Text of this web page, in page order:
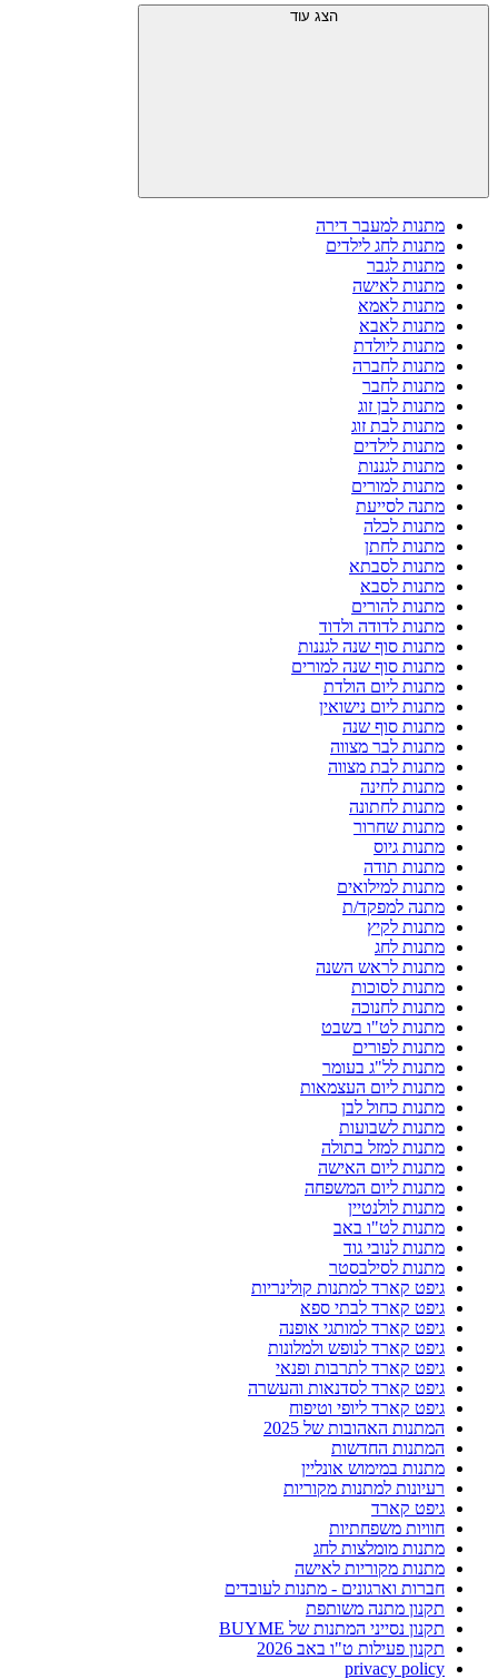
הצג עוד
מתנות למעבר דירה
מתנות לחג לילדים
מתנות לגבר
מתנות לאישה
מתנות לאמא
מתנות לאבא
מתנות ליולדת
מתנות לחברה
מתנות לחבר
מתנות לבן זוג
מתנות לבת זוג
מתנות לילדים
מתנות לגננות
מתנות למורים
מתנה לסייעת
מתנות לכלה
מתנות לחתן
מתנות לסבתא
מתנות לסבא
מתנות להורים
מתנות לדודה ולדוד
מתנות סוף שנה לגננות
מתנות סוף שנה למורים
מתנות ליום הולדת
מתנות ליום נישואין
מתנות סוף שנה
מתנות לבר מצווה
מתנות לבת מצווה
מתנות לחינה
מתנות לחתונה
מתנות שחרור
מתנות גיוס
מתנות תודה
מתנות למילואים
מתנה למפקד/ת
מתנות לקיץ
מתנות לחג
מתנות לראש השנה
מתנות לסוכות
מתנות לחנוכה
מתנות לט"ו בשבט
מתנות לפורים
מתנות לל"ג בעומר
מתנות ליום העצמאות
מתנות כחול לבן
מתנות לשבועות
מתנות למזל בתולה
מתנות ליום האישה
מתנות ליום המשפחה
מתנות לולנטיין
מתנות לט"ו באב
מתנות לנובי גוד
מתנות לסילבסטר
גיפט קארד למתנות קולינריות
גיפט קארד לבתי ספא
גיפט קארד למותגי אופנה
גיפט קארד לנופש ולמלונות
גיפט קארד לתרבות ופנאי
גיפט קארד לסדנאות והעשרה
גיפט קארד ליופי וטיפוח
המתנות האהובות של 2025
המתנות החדשות
מתנות במימוש אונליין
רעיונות למתנות מקוריות
גיפט קארד
חוויות משפחתיות
מתנות מומלצות לחג
מתנות מקוריות לאישה
חברות וארגונים - מתנות לעובדים
תקנון מתנה משותפת
תקנון נסייני המתנות של BUYME
תקנון פעילות ט"ו באב 2026
privacy policy